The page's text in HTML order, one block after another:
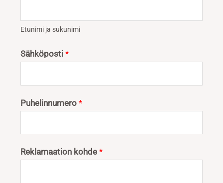
Etunimi ja sukunimi
Sähköposti *
Puhelinnumero *
Reklamaation kohde *